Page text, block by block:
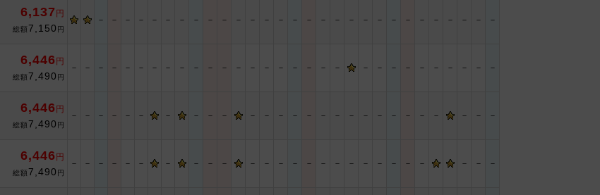
6,137 円
総額 7,150 円
－ － － － － － － － － － － － － － － － － － － － － － － － － － － － －
6,446 円
総額 7,490 円
－ － － － － － － － － － － － － － － － － － － － － － － － － － － － － －
6,446 円
総額 7,490 円
－ － － － － － － － － － － － － － － － － － － － － － － － － － －
6,446 円
総額 7,490 円
－ － － － － － － － － － － － － － － － － － － － － － － － － －